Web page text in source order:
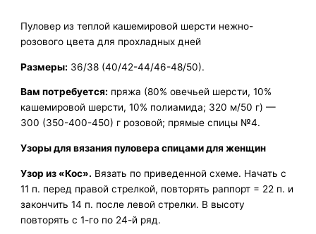
Пуловер из теплой кашемировой шерсти нежно-
розового цвета для прохладных дней
Размеры: 36/38 (40/42-44/46-48/50).
Вам потребуется: пряжа (80% овечьей шерсти, 10%
кашемировой шерсти, 10% полиамида; 320 м/50 г) —
300 (350-400-450) г розовой; прямые спицы №4.
Узоры для вязания пуловера спицами для женщин
Узор из «Кос». Вязать по приведенной схеме. Начать с
11 п. перед правой стрелкой, повторять раппорт = 22 п. и
закончить 14 п. после левой стрелки. В высоту
повторять с 1-го по 24-й ряд.